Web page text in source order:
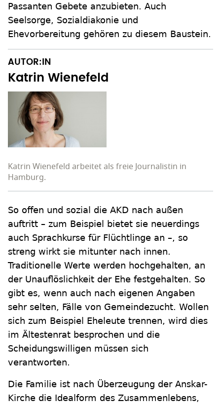
Passanten Gebete anzubieten. Auch
Seelsorge, Sozialdiakonie und
Ehevorbereitung gehören zu diesem Baustein.
AUTOR:IN
Katrin Wienefeld
Katrin Wienefeld arbeitet als freie Journalistin in
Hamburg.
So offen und sozial die AKD nach außen
auftritt – zum Beispiel bietet sie neuerdings
auch Sprachkurse für Flüchtlinge an –, so
streng wirkt sie mitunter nach innen.
Traditionelle Werte werden hochgehalten, an
der Unauflöslichkeit der Ehe festgehalten. So
gibt es, wenn auch nach eigenen Angaben
sehr selten, Fälle von Gemeindezucht. Wollen
sich zum Beispiel Eheleute trennen, wird dies
im Ältestenrat besprochen und die
Scheidungswilligen müssen sich
verantworten.
Die Familie ist nach Überzeugung der Anskar-
Kirche die Idealform des Zusammenlebens,